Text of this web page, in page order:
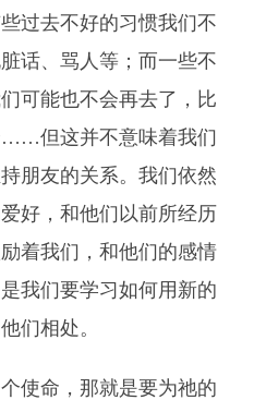
过去不好的习惯我们不
话、骂人等；而一些不
可能也不会再去了，比
……但这并不意味着我们
朋友的关系。我们依然
好，和他们以前所经历
着我们，和他们的感情
我们要学习如何用新的
们相处。
使命，那就是要为祂的